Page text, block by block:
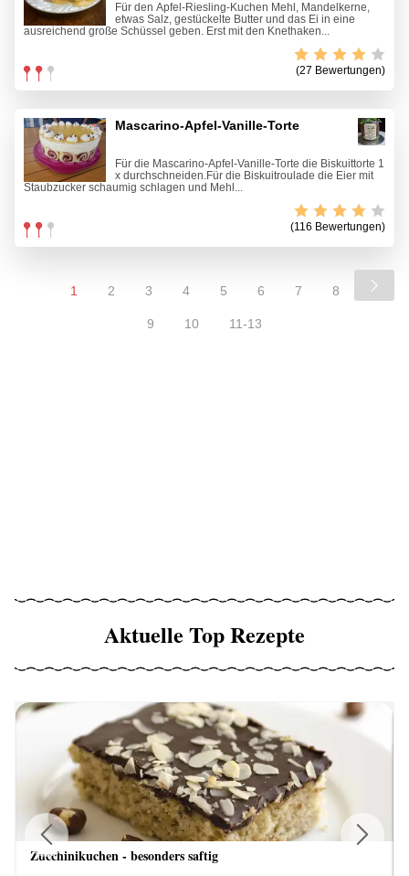
Für den Apfel-Riesling-Kuchen Mehl, Mandelkerne,
etwas Salz, gestückelte Butter und das Ei in eine
ausreichend große Schüssel geben. Erst mit den Knethaken...
(27 Bewertungen)
Mascarino-Apfel-Vanille-Torte
Für die Mascarino-Apfel-Vanille-Torte die Biskuittorte 1
x durchschneiden.Für die Biskuitroulade die Eier mit
Staubzucker schaumig schlagen und Mehl...
(116 Bewertungen)
1 2 3 4 5 6 7 8
9 10 11-13
Aktuelle Top Rezepte
Zucchinikuchen - besonders saftig
Previous